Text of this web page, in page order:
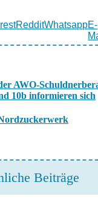
RedditWhatsappE-
AWO-
10b informieren sich
Beiträge